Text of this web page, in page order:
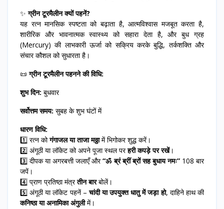
✨ग्रीन टूरमैलीन क्यों पहनें?
यह रत्न मानसिक स्पष्टता को बढ़ाता है, आत्मविश्वास मजबूत करता है,
शारीरिक और भावनात्मक स्वास्थ्य को सहारा देता है, और बुध ग्रह
(Mercury) की लाभकारी ऊर्जा को सक्रिय करके बुद्धि, तर्कशक्ति और
संचार कौशल को सुधारता है।
📜ग्रीन टूरमैलीन पहनने की विधि:
शुभ दिन: बुधवार
सर्वोत्तम समय: सुबह के शुभ घंटों में
धारण विधि:
1️⃣ रत्न कोगंगाजल या ताजा मठ्ठामें भिगोकर शुद्ध करें।
2️⃣ अंगूठी या लॉकेट को अपने पूजा स्थल परहरी कपड़े पर रखें।
3️⃣ दीपक या अगरबत्ती जलाएँ और“ॐ ब्रं ब्रीं ब्रों सह बुधाय नमः”108 बार
जपें।
4️⃣ प्राण प्रतिष्ठा मंत्रतीन बारबोलें।
5️⃣ अंगूठी या लॉकेट पहनें –चांदी या उपयुक्त धातु में जड़ा हो, दाहिने हाथ की
कनिष्ठा या अनामिका अंगुलीमें।